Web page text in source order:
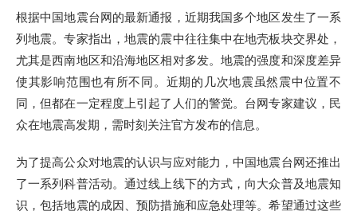
根据中国地震台网的最新通报，近期我国多个地区发生了一系
列地震。专家指出，地震的震中往往集中在地壳板块交界处，
尤其是西南地区和沿海地区相对多发。地震的强度和深度差异
使其影响范围也有所不同。近期的几次地震虽然震中位置不
同，但都在一定程度上引起了人们的警觉。台网专家建议，民
众在地震高发期，需时刻关注官方发布的信息。
为了提高公众对地震的认识与应对能力，中国地震台网还推出
了一系列科普活动。通过线上线下的方式，向大众普及地震知
识，包括地震的成因、预防措施和应急处理等。希望通过这些